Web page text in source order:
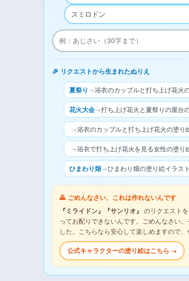
スミロドン
🎉 リクエストから生まれたぬりえ
夏祭り→浴衣のカップルと打ち上げ花火
花火大会→打ち上げ花火と夏祭りの屋台
→浴衣のカップルと打ち上げ花火の塗
→浴衣で打ち上げ花火を見る女性の塗
ひまわり畑→ひまわり畑の塗り絵イラス
🙇 ごめんなさい、これは作れないんです
『ミライドン』『サンリオ』 のリクエスト
ってお配りできないんです。ごめんなさい。
した。こちらなら安心して楽しめますので、
公式キャラクターの塗り絵はこちら →